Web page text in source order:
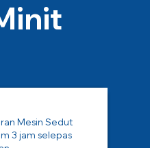
Mesin Sedut
3 jam selepas